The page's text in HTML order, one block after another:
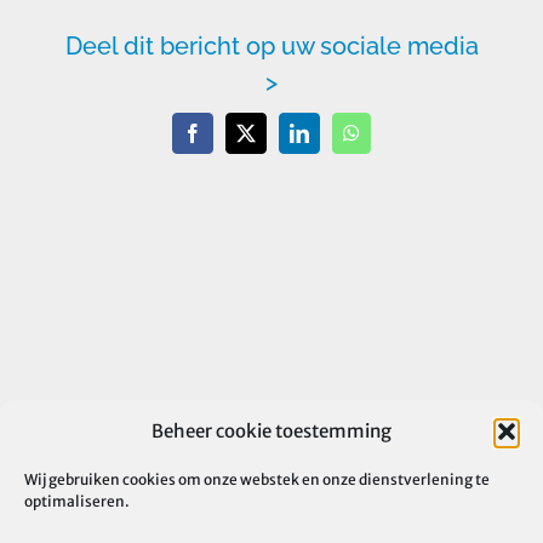
Beheer cookie toestemming
Wij gebruiken cookies om onze webstek en onze dienstverlening te
optimaliseren.
Deel dit bericht op uw sociale media
>
Facebook
X LinkedInWhatsApp